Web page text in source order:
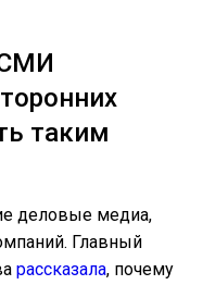
таким
деловые медиа,
Главный
рассказала, почему